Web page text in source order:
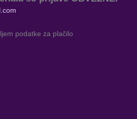
podatke za plačilo